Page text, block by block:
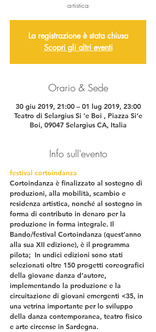
artistica
La registrazione è stata chiusa
Scopri gli altri eventi
Orario & Sede
30 giu 2019, 21:00 – 01 lug 2019, 23:00
Teatro di Selargius Si 'e Boi , Piazza Si‘e
Boi, 09047 Selargius CA, Italia
Info sull'evento
festival cortoindanza
Cortoindanza è finalizzato al sostegno di
produzioni, alla mobilità, scambio e
residenza artistica, nonché al sostegno in
forma di contributo in denaro per la
produzione in forma integrale. Il
Bando/festival Cortoindanza (quest’anno
alla sua XII edizione), è il programma
pilota;  In undici edizioni sono stati
selezionati oltre 150 progetti coreografici
della giovane danza d’autore,
implementando la produzione e la
circuitazione di giovani emergenti <35, in
una vetrina importante per lo sviluppo
della danza contemporanea, teatro fisico
e arte circense in Sardegna.